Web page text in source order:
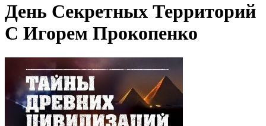
День Секретных Территорий
С Игорем Прокопенко